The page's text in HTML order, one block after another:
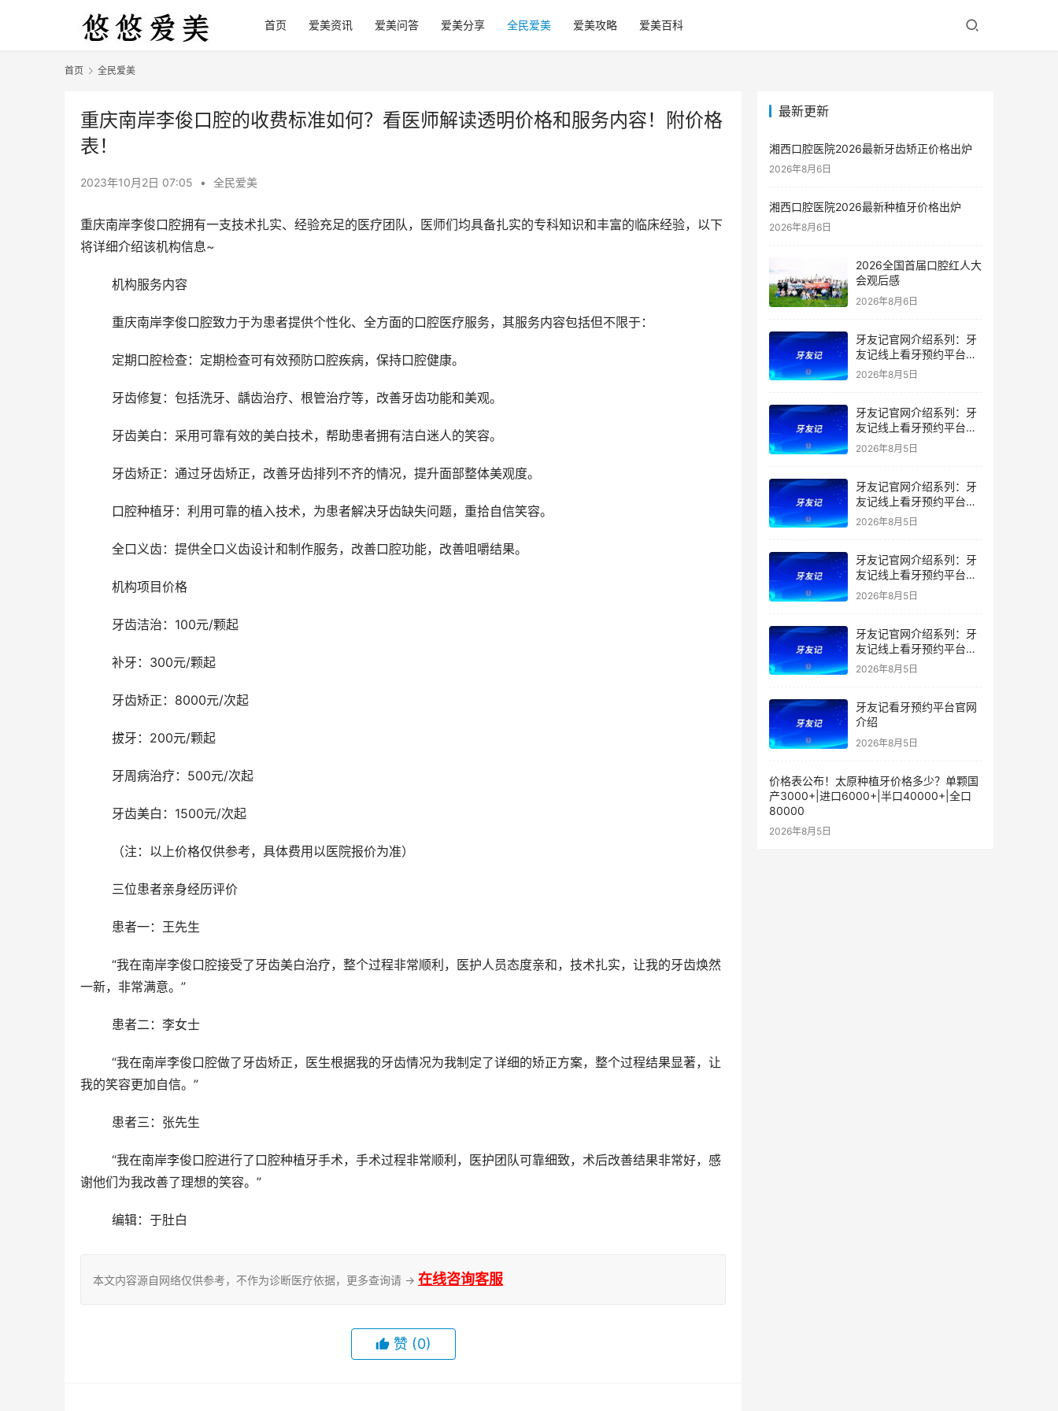
首页 爱美资讯 爱美问答 爱美分享 全民爱美 爱美攻略 爱美百科
首页 全民爱美
重庆南岸李俊口腔的收费标准如何？看医师解读透明价格和服务内容！附价格
表！
2023年10月2日 07:05 • 全民爱美
重庆南岸李俊口腔拥有一支技术扎实、经验充足的医疗团队，医师们均具备扎实的专科知识和丰富的临床经验，以下
将详细介绍该机构信息~
	机构服务内容
	重庆南岸李俊口腔致力于为患者提供个性化、全方面的口腔医疗服务，其服务内容包括但不限于：
	定期口腔检查：定期检查可有效预防口腔疾病，保持口腔健康。
	牙齿修复：包括洗牙、龋齿治疗、根管治疗等，改善牙齿功能和美观。
	牙齿美白：采用可靠有效的美白技术，帮助患者拥有洁白迷人的笑容。
	牙齿矫正：通过牙齿矫正，改善牙齿排列不齐的情况，提升面部整体美观度。
	口腔种植牙：利用可靠的植入技术，为患者解决牙齿缺失问题，重拾自信笑容。
	全口义齿：提供全口义齿设计和制作服务，改善口腔功能，改善咀嚼结果。
	机构项目价格
	牙齿洁治：100元/颗起
	补牙：300元/颗起
	牙齿矫正：8000元/次起
	拔牙：200元/颗起
	牙周病治疗：500元/次起
	牙齿美白：1500元/次起
	（注：以上价格仅供参考，具体费用以医院报价为准）
	三位患者亲身经历评价
	患者一：王先生
一新，非常满意。”
	患者二：李女士
我的笑容更加自信。”
	患者三：张先生
谢他们为我改善了理想的笑容。”
	编辑：于肚白
本文内容源自网络仅供参考，不作为诊断医疗依据，更多查询请 → 在线咨询客服
赞 (0)
最新更新
湘西口腔医院2026最新牙齿矫正价格出炉
2026年8月6日
湘西口腔医院2026最新种植牙价格出炉
2026年8月6日
2026全国首届口腔红人大
会观后感
2026年8月6日
牙友记官网介绍系列：牙
友记线上看牙预约平台是
干什么的？靠谱吗？
2026年8月5日
牙友记官网介绍系列：牙
友记线上看牙预约平台让
看牙不再靠运气
2026年8月5日
牙友记官网介绍系列：牙
友记线上看牙预约平台打
破口腔行业专业壁垒新手
2026年8月5日
牙友记官网介绍系列：牙
友记线上看牙预约平台落
地同城就诊经验打破未知
2026年8月5日
牙友记官网介绍系列：牙
友记线上看牙预约平台的
优势在哪里？
2026年8月5日
牙友记看牙预约平台官网
介绍
2026年8月5日
价格表公布！太原种植牙价格多少？单颗国
产3000+|进口6000+|半口40000+|全口
80000
2026年8月5日